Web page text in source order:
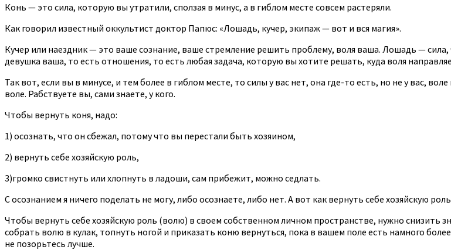
Конь — это сила, которую вы утратили, сползая в минус, а в гиблом месте совсем растеряли.
Как говорил известный оккультист доктор Папюс: «Лошадь, кучер, экипаж — вот и вся магия».
Кучер или наездник — это ваше сознание, ваше стремление решить проблему, воля ваша. Лошадь —
девушка ваша, то есть отношения, то есть любая задача, которую вы хотите решать, куда воля
Так вот, если вы в минусе, и тем более в гиблом месте, то силы у вас нет, она где-то есть, но не у вас,
воле. Рабствуете вы, сами знаете, у кого.
Чтобы вернуть коня, надо:
1) осознать, что он сбежал, потому что вы перестали быть хозяином,
2) вернуть себе хозяйскую роль,
3)громко свистнуть или хлопнуть в ладоши, сам прибежит, можно седлать.
С осознанием я ничего поделать не могу, либо осознаете, либо нет. А вот как вернуть себе хозяйскую
Чтобы вернуть себе хозяйскую роль (волю) в своем собственном личном пространстве, нужно
собрать волю в кулак, топнуть ногой и приказать коню вернуться, пока в вашем поле есть намного
не позорьтесь лучше.